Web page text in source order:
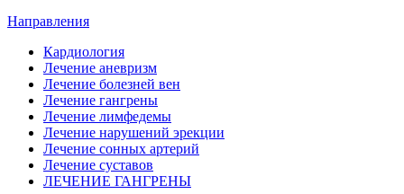
Направления
Кардиология
Лечение аневризм
Лечение болезней вен
Лечение гангрены
Лечение лимфедемы
Лечение нарушений эрекции
Лечение сонных артерий
Лечение суставов
ЛЕЧЕНИЕ ГАНГРЕНЫ